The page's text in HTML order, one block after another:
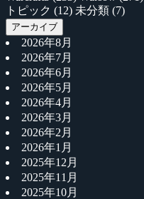
トピック (12) 未分類 (7)
アーカイブ
2026年8月
2026年7月
2026年6月
2026年5月
2026年4月
2026年3月
2026年2月
2026年1月
2025年12月
2025年11月
2025年10月